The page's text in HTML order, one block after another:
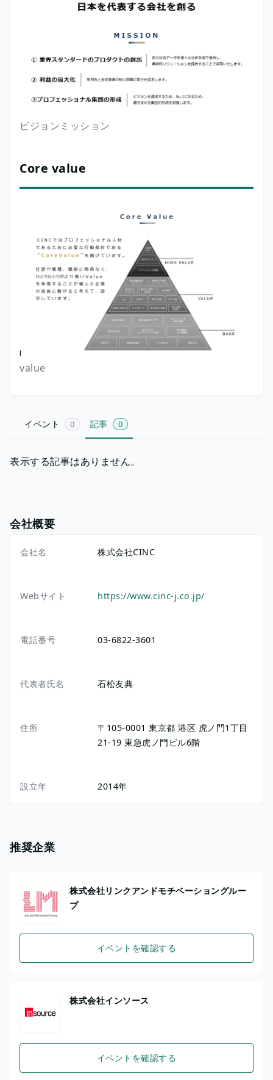
ビジョンミッション
Core value
value
イベント 0 記事 0
表示する記事はありません。
会社概要
会社名 株式会社CINC
Webサイト https://www.cinc-j.co.jp/
電話番号 03-6822-3601
代表者氏名 石松友典
住所 〒105-0001東京都港区 虎ノ門1丁目
21-19東急虎ノ門ビル6階
設立年 2014年
推奨企業
株式会社リンクアンドモチベーショングルー
プ
イベントを確認する
株式会社インソース
イベントを確認する